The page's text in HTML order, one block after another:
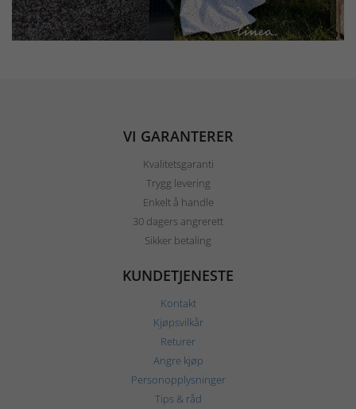
VI GARANTERER
Kvalitetsgaranti
Trygg levering
Enkelt å handle
30 dagers angrerett
Sikker betaling
KUNDETJENESTE
Kontakt
Kjøpsvilkår
Returer
Angre kjøp
Personopplysninger
Tips & råd